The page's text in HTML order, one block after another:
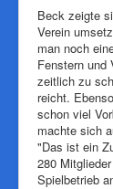
Beck zeigte
Verein
man noch
Fenstern und
zeitlich zu
reicht.
schon viel
machte sich
"Das ist ein
280
Spielbetrieb